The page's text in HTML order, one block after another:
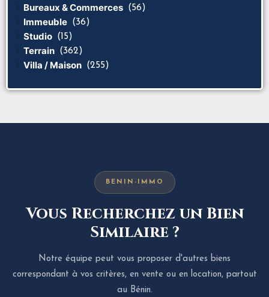
Bureaux & Commerces (56)
Immeuble (36)
Studio (15)
Terrain (362)
Villa / Maison (255)
BENIN-IMMO
Vous Recherchez un Bien
Similaire ?
Notre équipe peut vous proposer d'autres biens
correspondant à vos critères, en vente ou en location, partout
au Bénin.